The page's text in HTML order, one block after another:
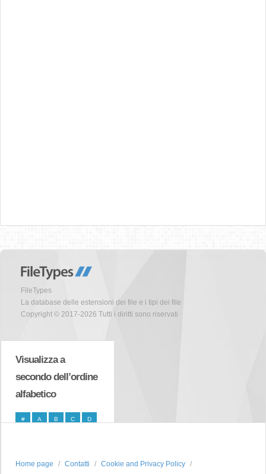
FileTypes
La database delle estensioni dei file e i tipi dei file
Copyright © 2017-2026 Tutti i diritti sono riservati
Visualizza a
secondo dell’ordine
alfabetico
# A B C D
Home page Contatti Cookie and Privacy Policy